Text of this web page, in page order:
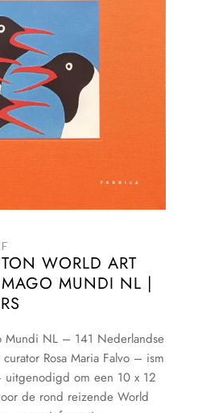
WORLD ART
MUNDI NL |
Mundi NL – 141 Nederlandse
Rosa Maria Falvo – ism
uitgenodigd om een 10 x 12
de rond reizende World